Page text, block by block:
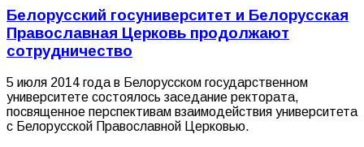
Белорусский госуниверситет и Белорусская
Православная Церковь продолжают
сотрудничество
5 июля 2014 года в Белорусском государственном
университете состоялось заседание ректората,
посвященное перспективам взаимодействия университета
с Белорусской Православной Церковью.